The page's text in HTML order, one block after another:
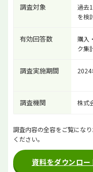
調査対象
過去
を検
有効回答数
購入
ク集
調査実施期間 2024
調査機関 株式
調査内容の全容をご覧にな
ください。
資料をダウンロ